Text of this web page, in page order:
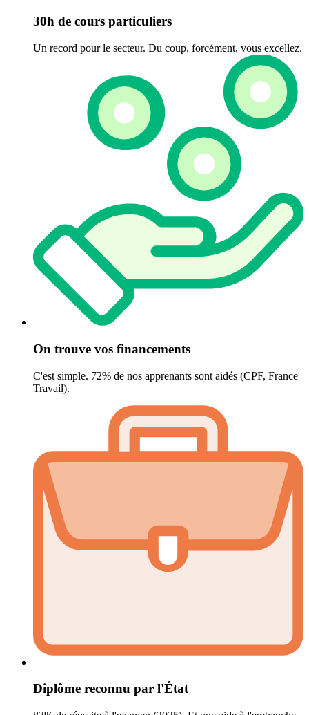
30h de cours particuliers
Un record pour le secteur. Du coup, forcément, vous excellez.
On trouve vos financements
C'est simple. 72% de nos apprenants sont aidés (CPF, France
Travail).
Diplôme reconnu par l'État